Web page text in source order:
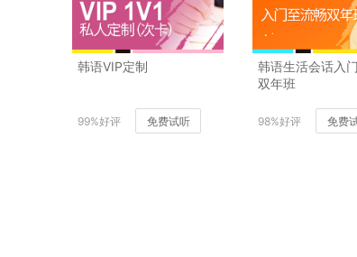
韩语VIP定制
99%好评 免费试听
韩语生活会话入
双年班
98%好评 免费